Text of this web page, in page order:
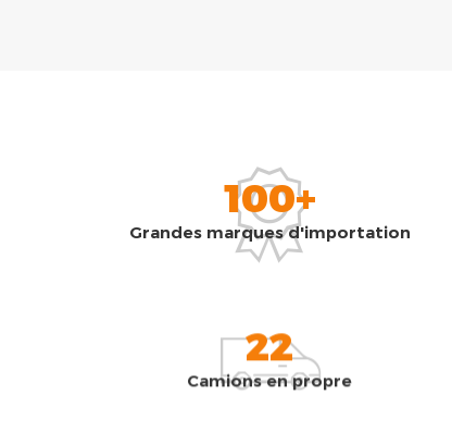
100+
Grandes marques d'importation
22
Camions en propre